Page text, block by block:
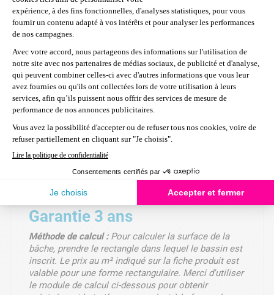
Bleu / Ivoire
Vert / Ivoire
Gris / Gris
Fixation
Cliquets inox + Pitons clou
Conforme à la norme de sécurité NF P 90-308
Garantie 3 ans
Méthode de calcul :Pour calculer la surface de la
bâche, prendre le rectangle dans lequel le bassin est
inscrit. Le prix au m² indiqué sur la fiche produit est
valable pour une forme rectangulaire. Merci d'utiliser
le module de calcul ci-dessous pour obtenir